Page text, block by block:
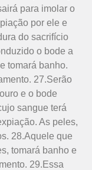
para imolar o
por ele e
do sacrifício
o bode a
tomará banho.
27.Serão
e o bode
sangue terá
As peles,
28.Aquele que
tomará banho e
29.Essa